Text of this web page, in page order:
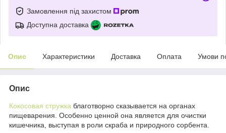
Замовлення під захистом
Доступна доставка
Опис Характеристики Доставка Оплата Умови
Опис
Кокосовая стружка благотворно сказывается на органах
пищеварения. Особенно ценной она является для очистки
кишечника, выступая в роли скраба и природного сорбента.